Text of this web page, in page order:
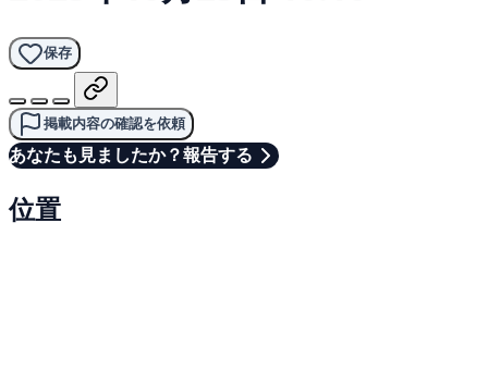
保存
掲載内容の確認を依頼
あなたも見ましたか？報告する
位置